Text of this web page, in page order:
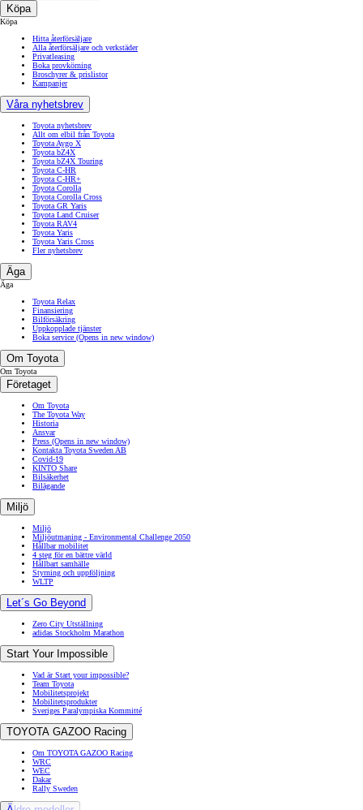
Köpa
Köpa
Hitta återförsäljare
Alla återförsäljare och verkstäder
Privatleasing
Boka provkörning
Broschyrer & prislistor
Kampanjer
Våra nyhetsbrev
Toyota nyhetsbrev
Allt om elbil från Toyota
Toyota Aygo X
Toyota bZ4X
Toyota bZ4X Touring
Toyota C-HR
Toyota C-HR+
Toyota Corolla
Toyota Corolla Cross
Toyota GR Yaris
Toyota Land Cruiser
Toyota RAV4
Toyota Yaris
Toyota Yaris Cross
Fler nyhetsbrev
Äga
Äga
Toyota Relax
Finansiering
Bilförsäkring
Uppkopplade tjänster
Boka service (Opens in new window)
Om Toyota
Om Toyota
Företaget
Om Toyota
The Toyota Way
Historia
Ansvar
Press (Opens in new window)
Kontakta Toyota Sweden AB
Covid-19
KINTO Share
Bilsäkerhet
Bilägande
Miljö
Miljö
Miljöutmaning - Environmental Challenge 2050
Hållbar mobilitet
4 steg för en bättre värld
Hållbart samhälle
Styrning och uppföljning
WLTP
Let´s Go Beyond
Zero City Utställning
adidas Stockholm Marathon
Start Your Impossible
Vad är Start your impossible?
Team Toyota
Mobilitetsprojekt
Mobilitetsprodukter
Sveriges Paralympiska Kommitté
TOYOTA GAZOO Racing
Om TOYOTA GAZOO Racing
WRC
WEC
Dakar
Rally Sweden